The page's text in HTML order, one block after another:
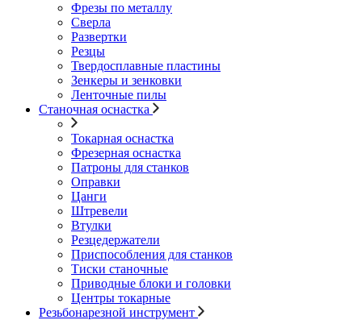
Фрезы по металлу
Сверла
Развертки
Резцы
Твердосплавные пластины
Зенкеры и зенковки
Ленточные пилы
Станочная оснастка
Токарная оснастка
Фрезерная оснастка
Патроны для станков
Оправки
Цанги
Штревели
Втулки
Резцедержатели
Приспособления для станков
Тиски станочные
Приводные блоки и головки
Центры токарные
Резьбонарезной инструмент